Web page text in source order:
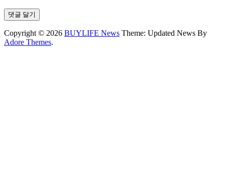
Copyright © 2026 BUYLIFE News Theme: Updated News By
Adore Themes.